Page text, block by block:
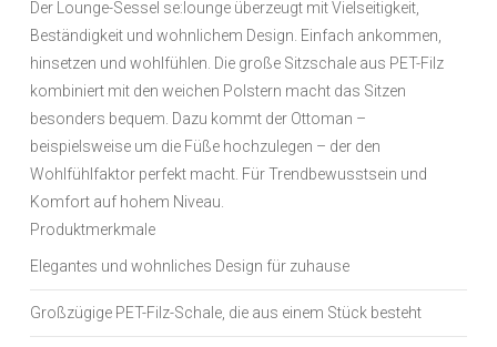
Der Lounge-Sessel se:lounge überzeugt mit Vielseitigkeit,
Beständigkeit und wohnlichem Design. Einfach ankommen,
hinsetzen und wohlfühlen. Die große Sitzschale aus PET-Filz
kombiniert mit den weichen Polstern macht das Sitzen
besonders bequem. Dazu kommt der Ottoman –
beispielsweise um die Füße hochzulegen – der den
Wohlfühlfaktor perfekt macht. Für Trendbewusstsein und
Komfort auf hohem Niveau.
Produktmerkmale
Elegantes und wohnliches Design für zuhause
Großzügige PET-Filz-Schale, die aus einem Stück besteht